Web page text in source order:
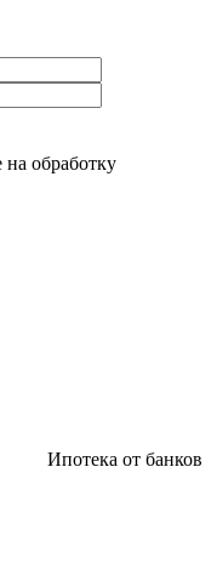
обработку
Ипотека от банков